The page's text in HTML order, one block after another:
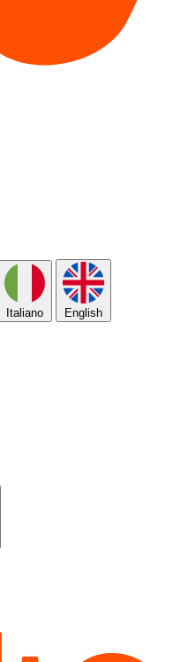
Italiano English